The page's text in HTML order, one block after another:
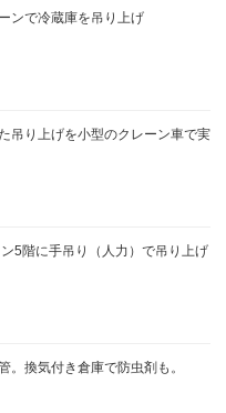
ンで冷蔵庫を吊り上げ
吊り上げを小型のクレーン車で実
5階に手吊り（人力）で吊り上げ
。換気付き倉庫で防虫剤も。